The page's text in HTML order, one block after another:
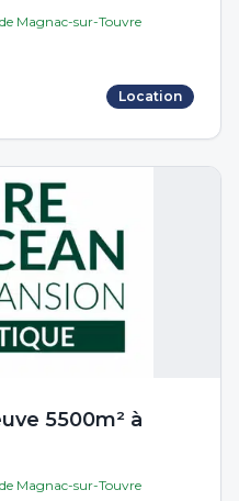
Magnac-sur-Touvre
Location
5500m² à
Magnac-sur-Touvre